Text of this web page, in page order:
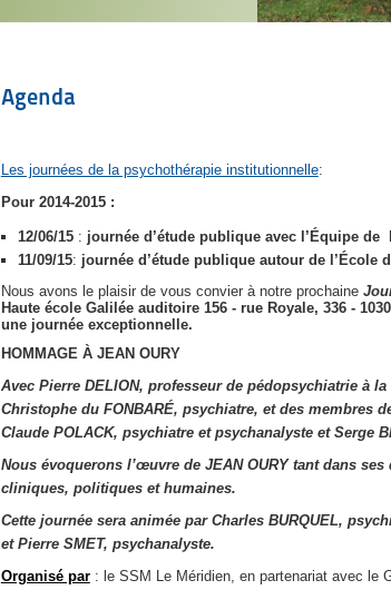
Agenda
Les journées de la psychothérapie institutionnelle:
Pour 2014-2015 :
12/06/15: journée d’étude publique avec l’Équipe de
11/09/15: journée d’étude publique autour de l’École
Nous avons le plaisir de vous convier à notre prochaine
Haute école Galilée​ ​auditoire 156​ ​- rue Royale, 336 -
une journée exceptionnelle.
HOMMAGE À JEAN OURY
Avec Pierre DELION, professeur de pédopsychiatrie à
Christophe du FONBARÉ, psychiatre, et des membres
Claude POLACK, psychiatre et psychanalyste et Serge
Nous évoquerons l’œuvre de JEAN OURY tant dans
cliniques, politiques et humaines.
Cette journée sera animée par Charles BURQUEL,
et Pierre SMET, psychanalyste.
Organisé par: le SSM Le Méridien, en partenariat avec le